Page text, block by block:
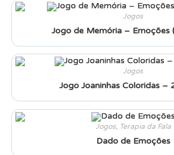
Jogos
Jogo de Memória – Emoções
Jogos
Jogo Joaninhas Coloridas –
Jogos, Terapia da Fala
Dado de Emoções